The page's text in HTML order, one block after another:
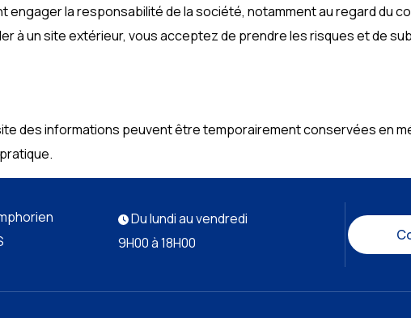
la responsabilité de la société, notamment au regard du
à un site extérieur, vous acceptez de prendre les risques et de
des informations peuvent être temporairement conservées en
Du lundi au vendredi
9H00 à 18H00